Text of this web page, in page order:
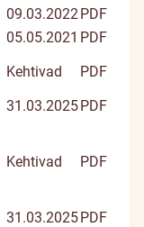
09.03.2022PDF
05.05.2021 PDF
Kehtivad
PDF
31.03.2025PDF
Kehtivad PDF
31.03.2025PDF